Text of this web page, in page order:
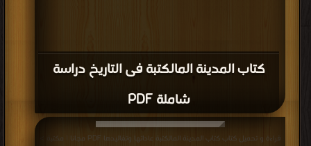
كتاب المدينة المالكتبة فى التاريخ دراسة
شاملة PDF
قراءة و تحميل كتاب كتاب المدينة المالكتبة عاداتها وتقاليدها PDF مجانا | مكتبة >